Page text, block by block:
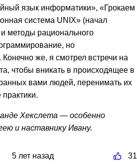
язык информатики», «Грокаем
система UNIX» (начал
методы рационального
но
же, я смотрел встречи на
чтобы вникать в происходящее в
вами людей, перенимать их
Хекслета — особенно
и наставнику Ивану.
5 лет назад 31